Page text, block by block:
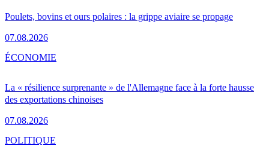
Poulets, bovins et ours polaires : la grippe aviaire se propage
07.08.2026
La « résilience surprenante » de l'Allemagne face à la forte hausse
des exportations chinoises
07.08.2026
ÉCONOMIE
POLITIQUE